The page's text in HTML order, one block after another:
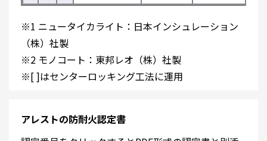
※1 ニュータイカライト：日本インシュレーション
（株）社製
※2 モノコート：東邦レオ（株）社製
※[ ]はセンターロッキング工法に運用
アレストの防耐火認定書